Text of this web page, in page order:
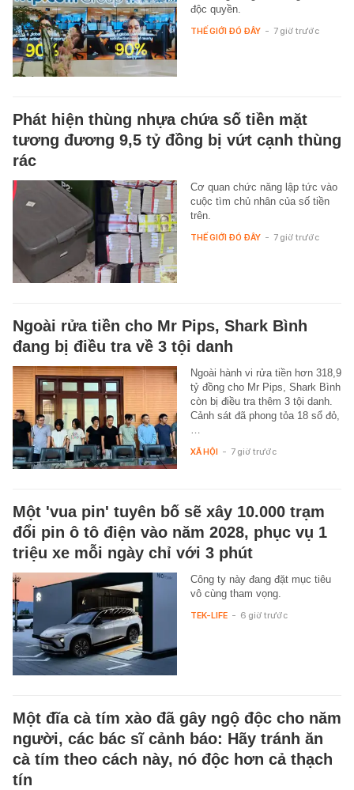
độc quyền.
THẾ GIỚI ĐÓ ĐÂY - 7 giờ trước
Phát hiện thùng nhựa chứa số tiền mặt
tương đương 9,5 tỷ đồng bị vứt cạnh thùng
rác
Cơ quan chức năng lập tức vào
cuộc tìm chủ nhân của số tiền
trên.
THẾ GIỚI ĐÓ ĐÂY - 7 giờ trước
Ngoài rửa tiền cho Mr Pips, Shark Bình
đang bị điều tra về 3 tội danh
Ngoài hành vi rửa tiền hơn 318,9
tỷ đồng cho Mr Pips, Shark Bình
còn bị điều tra thêm 3 tội danh.
Cảnh sát đã phong tỏa 18 sổ đỏ,
…
XÃ HỘI - 7 giờ trước
Một 'vua pin' tuyên bố sẽ xây 10.000 trạm
đổi pin ô tô điện vào năm 2028, phục vụ 1
triệu xe mỗi ngày chỉ với 3 phút
Công ty này đang đặt mục tiêu
vô cùng tham vọng.
TEK-LIFE - 6 giờ trước
Một đĩa cà tím xào đã gây ngộ độc cho năm
người, các bác sĩ cảnh báo: Hãy tránh ăn
cà tím theo cách này, nó độc hơn cả thạch
tín